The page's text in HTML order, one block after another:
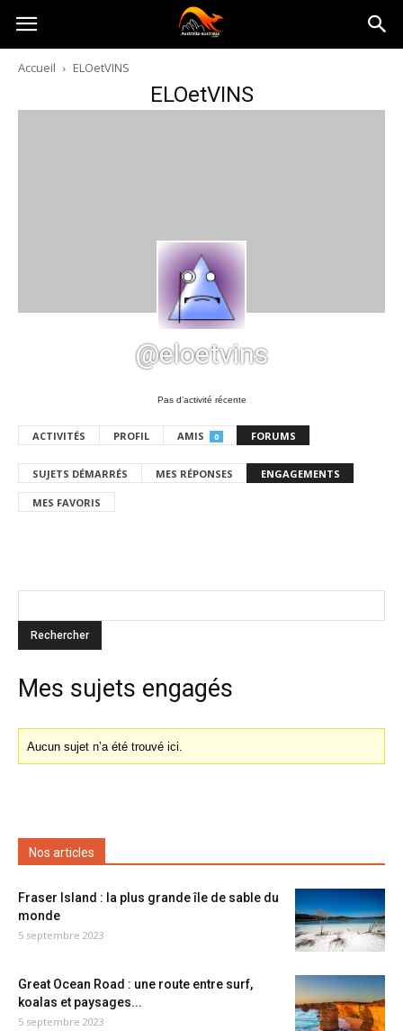
Australia-
australie.com
Accueil ELOetVINS
ELOetVINS
@eloetvins
Pas d’activité récente
ACTIVITÉS PROFIL AMIS 0 FORUMS
SUJETS DÉMARRÉS MES RÉPONSES ENGAGEMENTS
MES FAVORIS
Mes sujets engagés
Aucun sujet n’a été trouvé ici.
Nos articles
Fraser Island : la plus grande île de sable du
monde
5 septembre 2023
Great Ocean Road : une route entre surf,
koalas et paysages...
5 septembre 2023